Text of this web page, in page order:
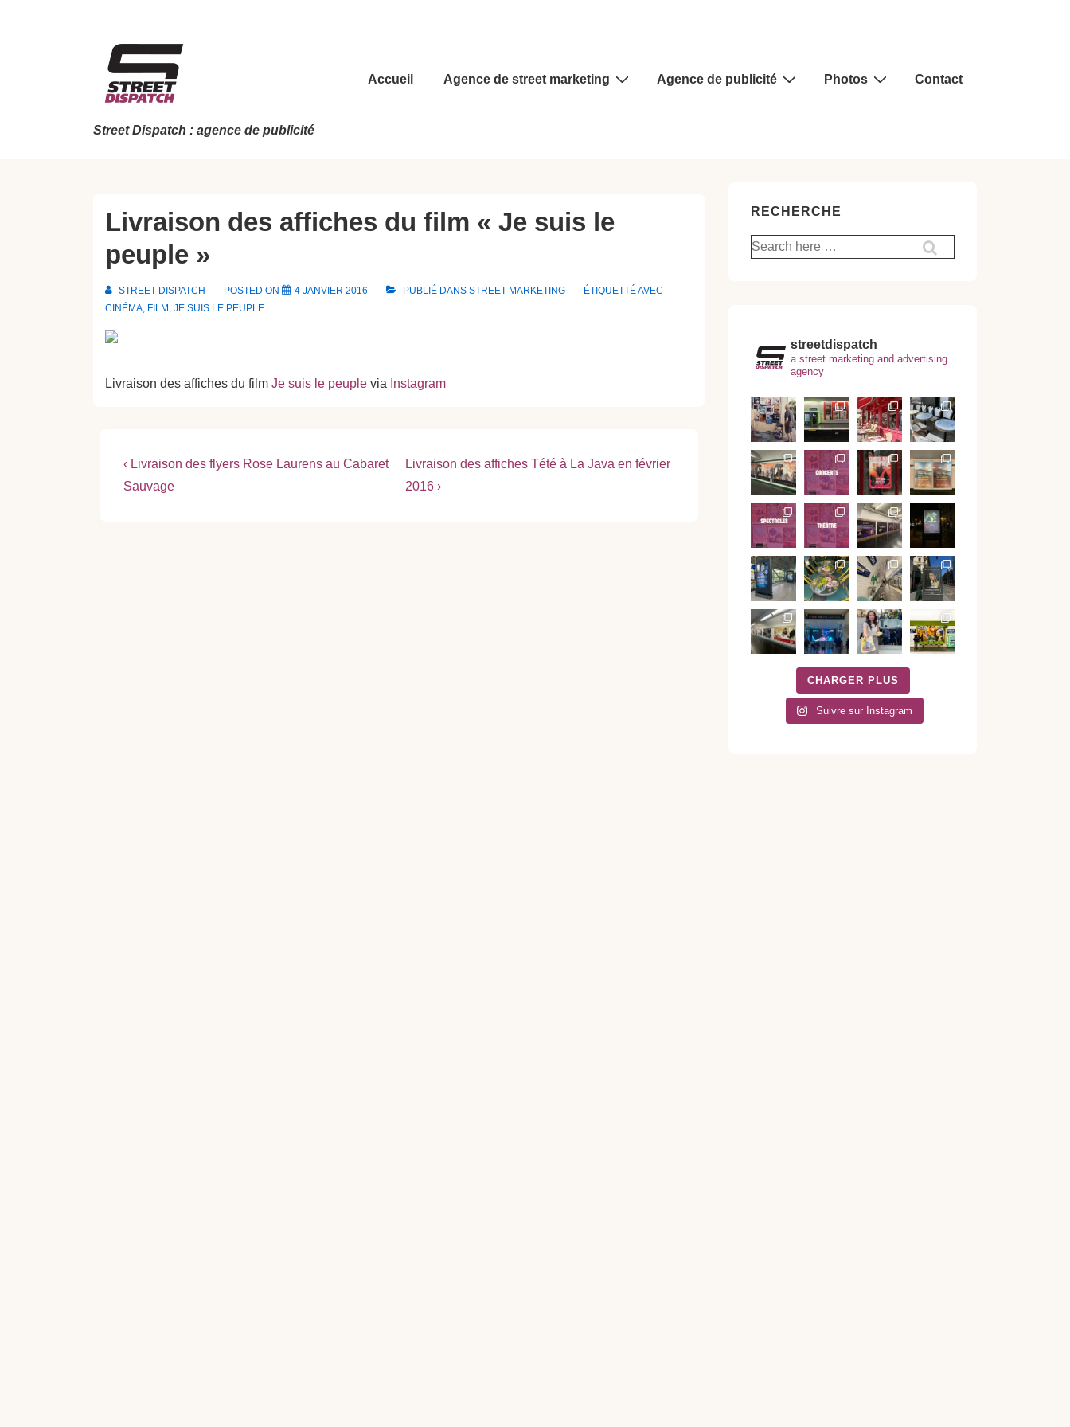
Street Dispatch : agence de publicité
Main
Accueil Agence de street marketing Agence de publicité Photos Contact
Livraison des affiches du film « Je suis le
peuple »
STREET DISPATCH POSTED ON 4 JANVIER 2016 PUBLIÉ DANS STREET MARKETING
ÉTIQUETTÉ AVEC
CINÉMA, FILM , JE SUIS LE PEUPLE
Livraison des affiches du film Je suis le peuple via Instagram
Navigation
de
Previous
Post
‹ Livraison des flyers Rose Laurens au Cabaret
Sauvage
Next
Post
Livraison des affiches Tété à La Java en février
2016 ›
RECHERCHE
Recherche
pour:
streetdispatch
a street marketing and advertising
agency
CHARGER PLUS
Suivre sur Instagram